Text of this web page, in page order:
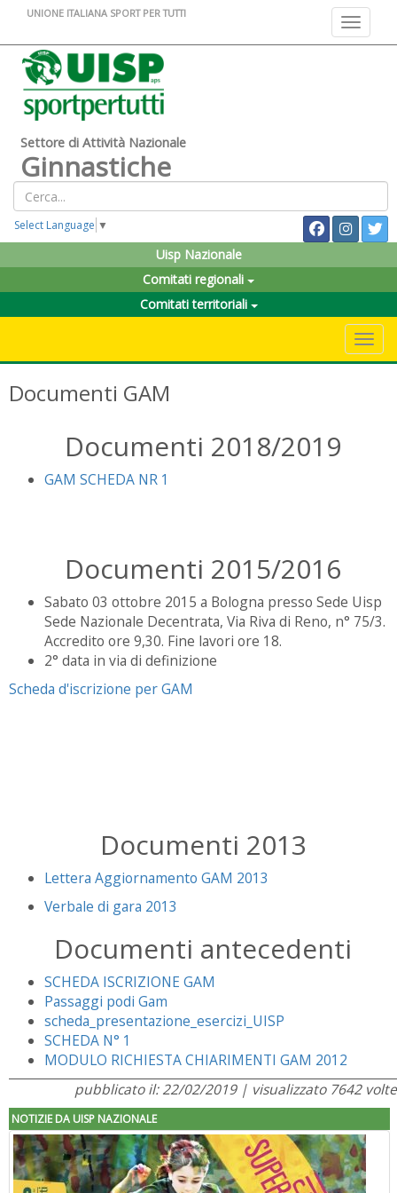
Toggle
UNIONE ITALIANA SPORT PER TUTTI
Settore di Attività Nazionale
Ginnastiche
Select Language ▼
Uisp Nazionale
Comitati regionali
Comitati territoriali
Documenti GAM
Documenti 2018/2019
GAM SCHEDA NR 1
Documenti 2015/2016
Sabato 03 ottobre 2015 a Bologna presso Sede Uisp
Sede Nazionale Decentrata, Via Riva di Reno, n° 75/3.
Accredito ore 9,30. Fine lavori ore 18.
2° data in via di definizione
Scheda d'iscrizione per GAM
Documenti 2013
Lettera Aggiornamento GAM 2013
Verbale di gara 2013
Documenti antecedenti
SCHEDA ISCRIZIONE GAM
Passaggi podi Gam
scheda_presentazione_esercizi_UISP
SCHEDA N° 1
MODULO RICHIESTA CHIARIMENTI GAM 2012
pubblicato il: 22/02/2019 | visualizzato 7642 volte
NOTIZIE DA UISP NAZIONALE